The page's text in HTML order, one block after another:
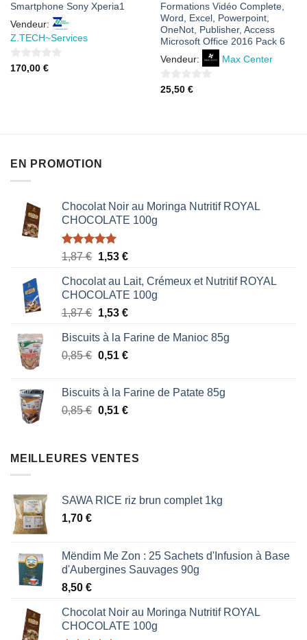
Smartphone Sony Xperia1
Vendeur:
Z.TECH~Services
0
170,00 €
Formations Vidéo Complete,
Word, Excel, Powerpoint,
OneNot, Publisher, Access
Microsoft Office 2016 Pack 6
Vendeur:
Max Center
0
25,50 €
EN PROMOTION
Chocolat Noir au Moringa Nutritif ROYAL
CHOCOLATE 100g
Note5.00
sur 5
1,87€ Le
initial
était :
1,87 €.
1,53 €Le
actuel
est :
1,53 €.
Chocolat au Lait, Crémeux et Nutritif ROYAL
CHOCOLATE 100g
1,87€ Le
initial
était :
1,53 €Le
actuel
est :
Biscuits à la Farine de Manioc 85g
0,85€ Le
était :
0,85 €.
0,51 €Le
est :
0,51 €.
Biscuits à la Farine de Patate 85g
0,85€ Le
était :
0,51 €Le
est :
MEILLEURES VENTES
SAWA RICE riz brun complet 1kg
1,70 €
Mëndim Me Zon : 25 Sachets d'Infusion à Base
d'Aubergines Sauvages 90g
8,50 €
Chocolat Noir au Moringa Nutritif ROYAL
CHOCOLATE 100g